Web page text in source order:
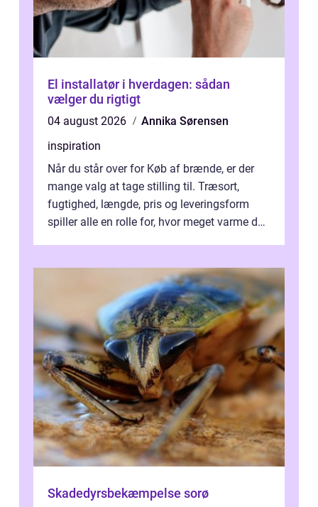
El installatør i hverdagen: sådan
vælger du rigtigt
04 august 2026
Annika Sørensen
inspiration
Når du står over for Køb af brænde, er der
mange valg at tage stilling til. Træsort,
fugtighed, længde, pris og leveringsform
spiller alle en rolle for, hvor meget varme du
Skadedyrsbekæmpelse sorø